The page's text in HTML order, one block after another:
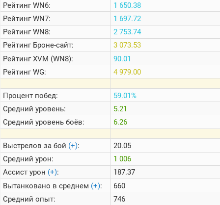
Теlegram
ВК
Портал
Мира
Танков
РейтингWN6:
РейтингWN7:
РейтингWN8:
РейтингБроне-сайт:
РейтингXVM (WN8):
РейтингWG:
Процент побед:
Средний уровень:
Средний уровень боёв:
Выстрелов за бой (+):
Средний урон:
Ассист урон (+):
Вытанковано в среднем (+):
Средний опыт:
1 650.38
1 697.72
2 753.74
3 073.53
90.01
4 979.00
59.01%
5.21
6.26
20.05
1 006
187.37
660
746